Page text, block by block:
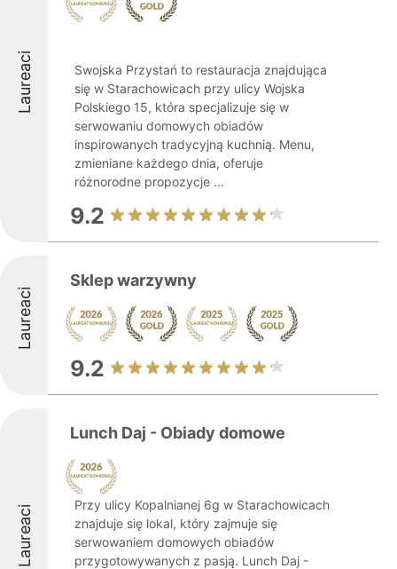
Laureaci
Swojska Przystań to restauracja znajdująca
się w Starachowicach przy ulicy Wojska
Polskiego 15, która specjalizuje się w
serwowaniu domowych obiadów
inspirowanych tradycyjną kuchnią. Menu,
zmieniane każdego dnia, oferuje
różnorodne propozycje ...
9.2
Laureaci
Sklep warzywny
9.2
Laureaci
Lunch Daj - Obiady domowe
Przy ulicy Kopalnianej 6g w Starachowicach
znajduje się lokal, który zajmuje się
serwowaniem domowych obiadów
przygotowywanych z pasją. Lunch Daj -